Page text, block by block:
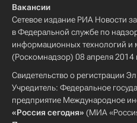
Вакансии
Сетевое издание РИА Новости
в Федеральной службе по
информационных технологий и
(Роскомнадзор) 08 апреля 2014
Свидетельство о регистрации
Учредитель: Федеральное
предприятие Международное
«Россия сегодня» (МИА